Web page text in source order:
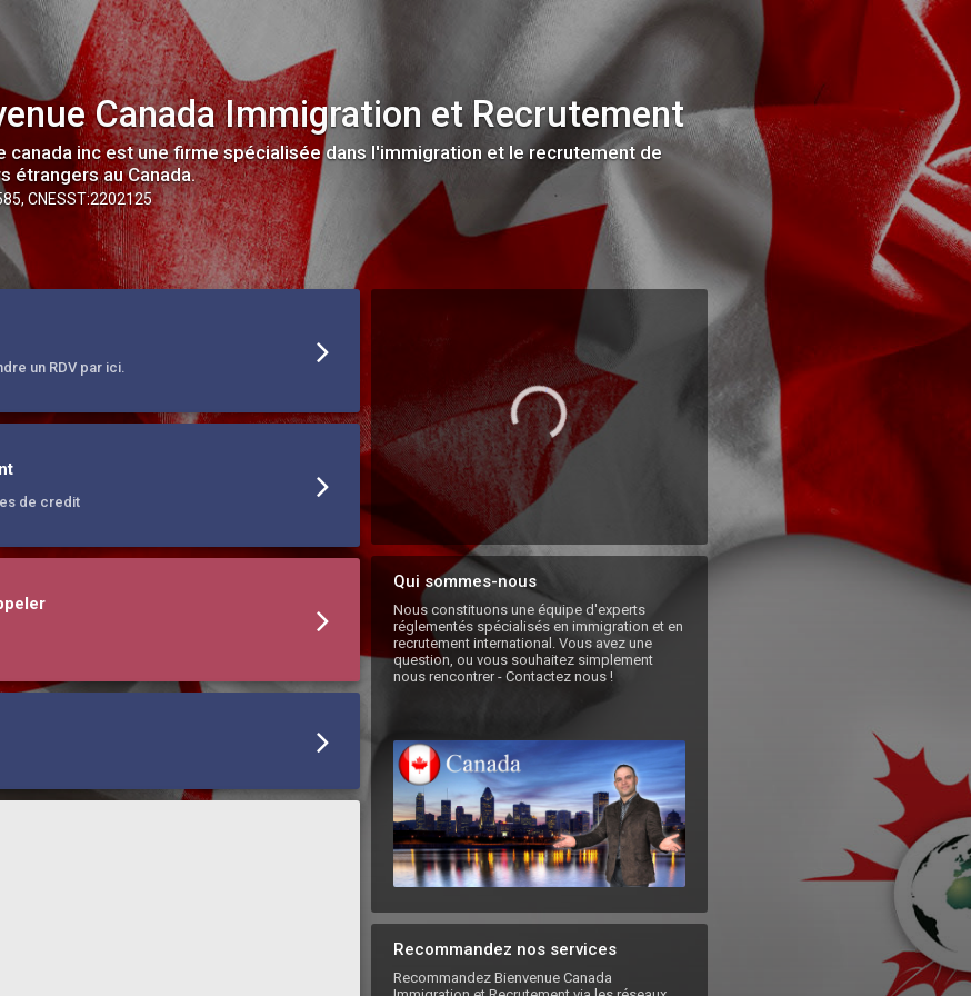
Canada Immigration et Recrutement
canada inc est une firme spécialisée dans l'immigration et le recrutement de
étrangers au Canada.
CNESST:2202125
un RDV par ici.
de credit
Qui sommes-nous
Nous constituons une équipe d'experts
réglementés spécialisés en immigration et en
recrutement international. Vous avez une
question, ou vous souhaitez simplement
nous rencontrer - Contactez nous !
Recommandez nos services
Recommandez Bienvenue Canada